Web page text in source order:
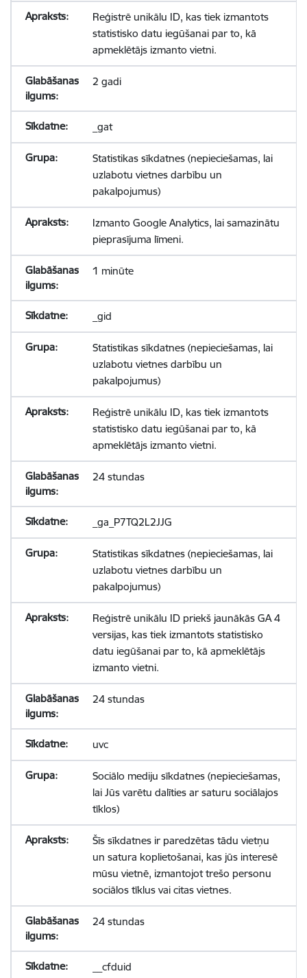
Reģistrē unikālu ID, kas tiek izmantots
statistisko datu iegūšanai par to, kā
apmeklētājs izmanto vietni.
2 gadi
_gat
Statistikas sīkdatnes (nepieciešamas, lai
uzlabotu vietnes darbību un
pakalpojumus)
Izmanto Google Analytics, lai samazinātu
pieprasījuma līmeni.
1 minūte
_gid
Statistikas sīkdatnes (nepieciešamas, lai
uzlabotu vietnes darbību un
pakalpojumus)
Reģistrē unikālu ID, kas tiek izmantots
statistisko datu iegūšanai par to, kā
apmeklētājs izmanto vietni.
24 stundas
_ga_P7TQ2L2JJG
Statistikas sīkdatnes (nepieciešamas, lai
uzlabotu vietnes darbību un
pakalpojumus)
Reģistrē unikālu ID priekš jaunākās GA 4
versijas, kas tiek izmantots statistisko
datu iegūšanai par to, kā apmeklētājs
izmanto vietni.
24 stundas
uvc
Sociālo mediju sīkdatnes (nepieciešamas,
lai Jūs varētu dalīties ar saturu sociālajos
tīklos)
Šīs sīkdatnes ir paredzētas tādu vietņu
un satura koplietošanai, kas jūs interesē
mūsu vietnē, izmantojot trešo personu
sociālos tīklus vai citas vietnes.
24 stundas
__cfduid